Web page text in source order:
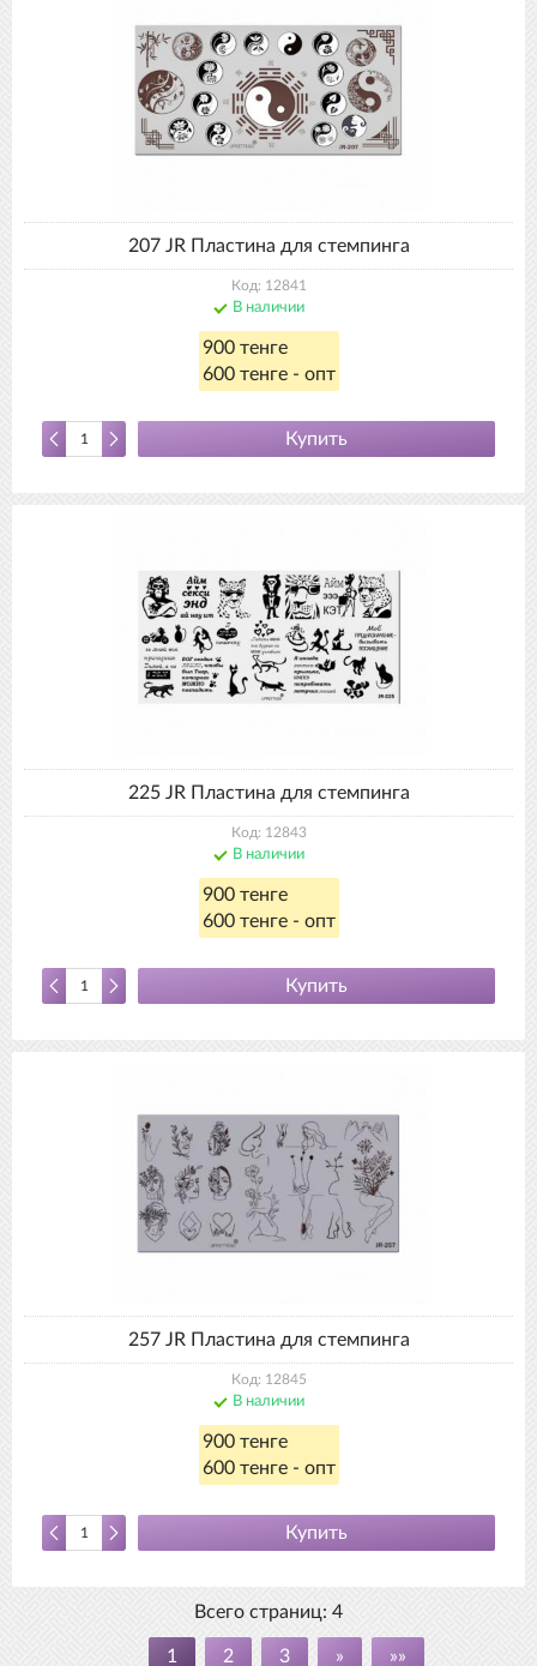
207 JR Пластина для стемпинга
Код: 12841
В наличии
900 тенге
600 тенге - опт
Купить
225 JR Пластина для стемпинга
Код: 12843
В наличии
900 тенге
600 тенге - опт
Купить
257 JR Пластина для стемпинга
Код: 12845
В наличии
900 тенге
600 тенге - опт
Купить
Всего страниц: 4
1 2 3 » »»